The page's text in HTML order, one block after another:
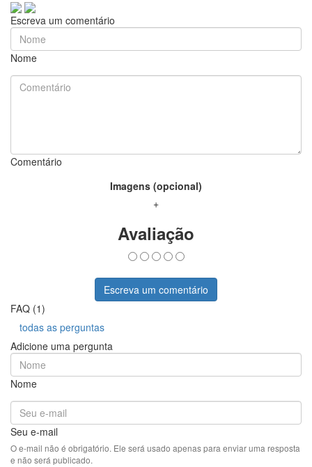
Escreva um comentário
Nome
Comentário
Imagens (opcional)
+
Avaliação
Escreva um comentário
FAQ (1)
todas as perguntas
Adicione uma pergunta
Nome
Seu e-mail
O e-mail não é obrigatório. Ele será usado apenas para enviar uma resposta
e não será publicado.